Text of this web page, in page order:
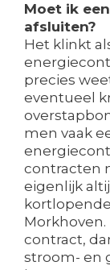
Moet ik
afsluiten?
Het klinkt
precies
eventueel
men vaak
contracten
eigenlijk
Morkhoven.
contract,
stroom- en